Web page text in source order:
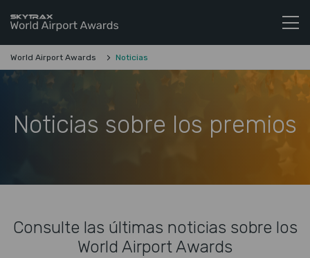
Skytrax World Airline Awards
Ir al contenido
World Airport Awards Noticias
Noticias sobre los premios
Consulte las últimas noticias sobre los
World Airport Awards